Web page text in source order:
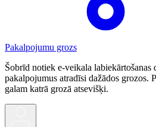
Pakalpojumu grozs
Šobrīd notiek e-veikala labiekārtošanas
pakalpojumus atradīsi dažādos grozos.
galam katrā grozā atsevišķi.